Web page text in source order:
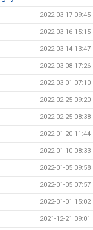
2022-03-17 09:45
2022-03-16 15:15
2022-03-14 13:47
2022-03-08 17:26
2022-03-01 07:10
2022-02-25 09:20
2022-02-25 08:38
2022-01-20 11:44
2022-01-10 08:33
2022-01-05 09:58
2022-01-05 07:57
2022-01-01 15:02
2021-12-21 09:01